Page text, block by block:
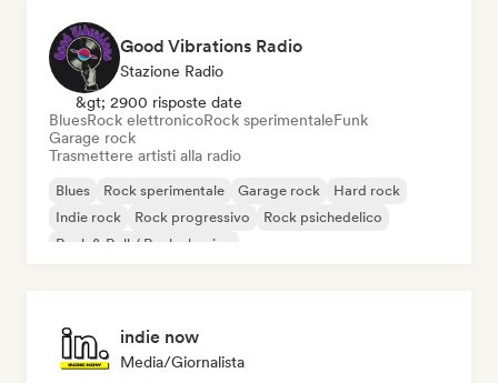
Good Vibrations Radio
Stazione Radio
&gt; 2900 risposte date
BluesRock elettronicoRock sperimentaleFunk
Garage rock
Trasmettere artisti alla radio
Blues Rock sperimentale Garage rock
Hard rock
Indie rock
Rock progressivo
Rock psichedelico
Rock & Roll / Rock classico
indie now
Media/Giornalista